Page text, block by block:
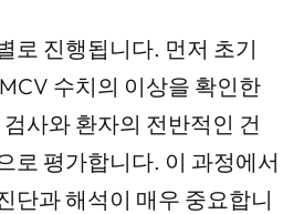
로 진행됩니다. 먼저 초기
수치의 이상을 확인한
사와 환자의 전반적인 건
로 평가합니다. 이 과정에서
단과 해석이 매우 중요합니